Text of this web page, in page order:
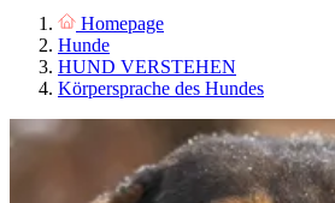
Homepage
Hunde
HUND VERSTEHEN
Körpersprache des Hundes